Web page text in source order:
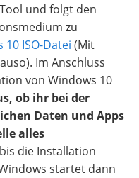
und folgt den
zu
10 ISO-Datei (Mit
Im Anschluss
von Windows 10
ob ihr bei der
Daten und Apps
alles
die Installation
startet dann